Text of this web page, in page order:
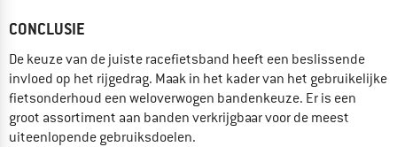
CONCLUSIE
De keuze van de juiste racefietsband heeft een beslissende
invloed op het rijgedrag. Maak in het kader van het gebruikelijke
fietsonderhoud een weloverwogen bandenkeuze. Er is een
groot assortiment aan banden verkrijgbaar voor de meest
uiteenlopende gebruiksdoelen.